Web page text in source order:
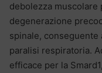
debolezza muscolare
degenerazione
spinale,
paralisi respiratoria.
efficace per la